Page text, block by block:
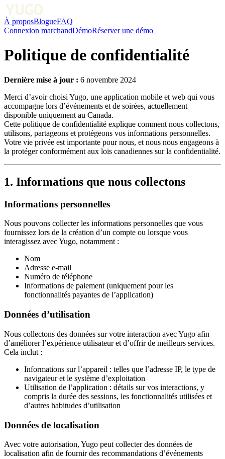
À proposBlogueFAQ
Connexion marchandDémoRéserver une démo
Politique de confidentialité
Dernière mise à jour : 6 novembre 2024
Merci d’avoir choisi Yugo, une application mobile et web qui vous
accompagne lors d’événements et de soirées, actuellement
disponible uniquement au Canada.
Cette politique de confidentialité explique comment nous collectons,
utilisons, partageons et protégeons vos informations personnelles.
Votre vie privée est importante pour nous, et nous nous engageons à
la protéger conformément aux lois canadiennes sur la confidentialité.
1. Informations que nous collectons
Informations personnelles
Nous pouvons collecter les informations personnelles que vous
fournissez lors de la création d’un compte ou lorsque vous
interagissez avec Yugo, notamment :
Nom
Adresse e-mail
Numéro de téléphone
Informations de paiement (uniquement pour les
fonctionnalités payantes de l’application)
Données d’utilisation
Nous collectons des données sur votre interaction avec Yugo afin
d’améliorer l’expérience utilisateur et d’offrir de meilleurs services.
Cela inclut :
Informations sur l’appareil : telles que l’adresse IP, le type de
navigateur et le système d’exploitation
Utilisation de l’application : détails sur vos interactions, y
compris la durée des sessions, les fonctionnalités utilisées et
d’autres habitudes d’utilisation
Données de localisation
Avec votre autorisation, Yugo peut collecter des données de
localisation afin de fournir des recommandations d’événements